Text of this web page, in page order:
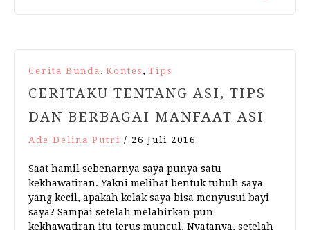
Cerita Bunda , Kontes , Tips
CERITAKU TENTANG ASI, TIPS
DAN BERBAGAI MANFAAT ASI
Ade Delina Putri / 26 Juli 2016
Saat hamil sebenarnya saya punya satu
kekhawatiran. Yakni melihat bentuk tubuh saya
yang kecil, apakah kelak saya bisa menyusui bayi
saya? Sampai setelah melahirkan pun
kekhawatiran itu terus muncul. Nyatanya, setelah